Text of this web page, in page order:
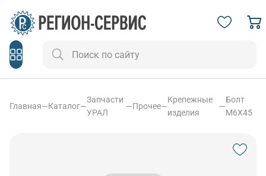
Главная—Каталог—
Запчасти
УРАЛ
—Прочее—
Крепежные
изделия
—
Болт
М6Х45